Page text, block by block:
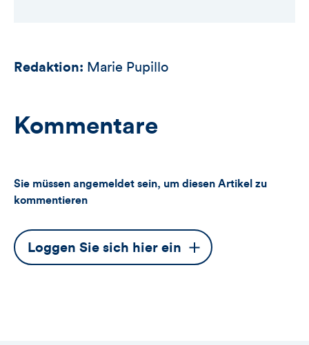
Redaktion: Marie Pupillo
Kommentare
Sie müssen angemeldet sein, um diesen Artikel zu
kommentieren
Dieser
Button
Loggen Sie sich hier ein